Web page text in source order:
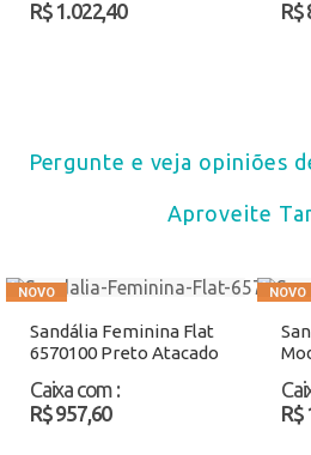
R$ 1.022,40
R$
Pergunte e veja opiniões
Aproveite
Sandália Feminina Flat
6570100 Preto Atacado
Caixa com :
R$ 957,60
R$